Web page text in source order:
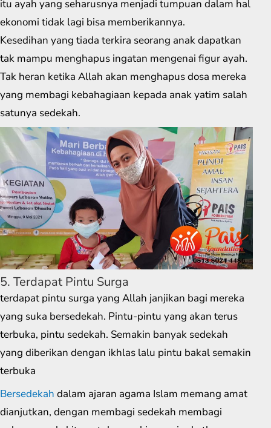
itu ayah yang seharusnya menjadi tumpuan dalam hal
ekonomi tidak lagi bisa memberikannya.
Kesedihan yang tiada terkira seorang anak dapatkan
tak mampu menghapus ingatan mengenai figur ayah.
Tak heran ketika Allah akan menghapus dosa mereka
yang membagi kebahagiaan kepada anak yatim salah
satunya sedekah.
5. Terdapat Pintu Surga
terdapat pintu surga yang Allah janjikan bagi mereka
yang suka bersedekah. Pintu-pintu yang akan terus
terbuka, pintu sedekah. Semakin banyak sedekah
yang diberikan dengan ikhlas lalu pintu bakal semakin
terbuka
Bersedekah dalam ajaran agama Islam memang amat
dianjutkan, dengan membagi sedekah membagi